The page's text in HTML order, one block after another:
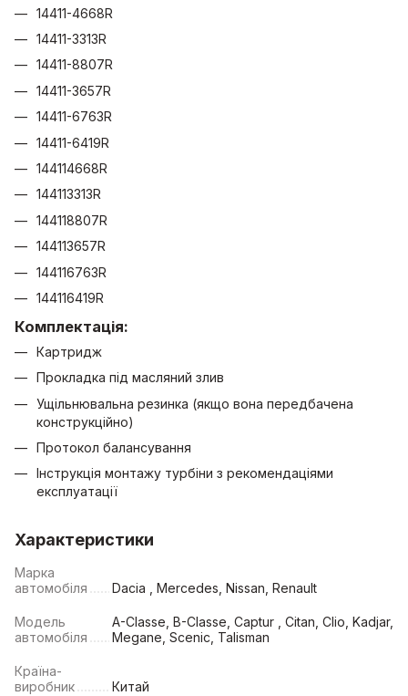
14411-4668R
14411-3313R
14411-8807R
14411-3657R
14411-6763R
14411-6419R
144114668R
144113313R
144118807R
144113657R
144116763R
144116419R
Комплектація:
Картридж
Прокладка під масляний злив
Ущільнювальна резинка (якщо вона передбачена
конструкційно)
Протокол балансування
Інструкція монтажу турбіни з рекомендаціями
експлуатації
Характеристики
Марка
автомобіля
Dacia , Mercedes, Nissan, Renault
Модель
автомобіля
A-Classe, B-Classe, Captur , Citan, Clio, Kadjar,
Megane, Scenic, Talisman
Країна-
виробник
Китай